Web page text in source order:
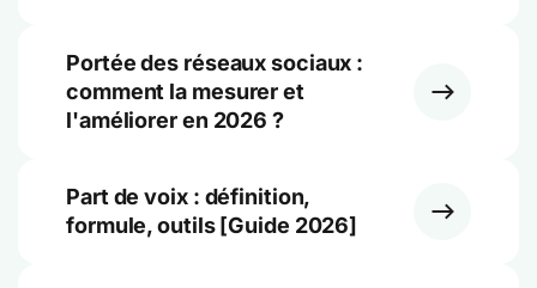
Portée des réseaux sociaux :
comment la mesurer et
l'améliorer en 2026 ?
Part de voix : définition,
formule, outils [Guide 2026]